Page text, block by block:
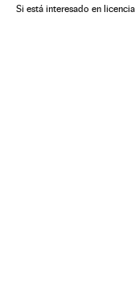
Selección paraguaya
Si está interesado en